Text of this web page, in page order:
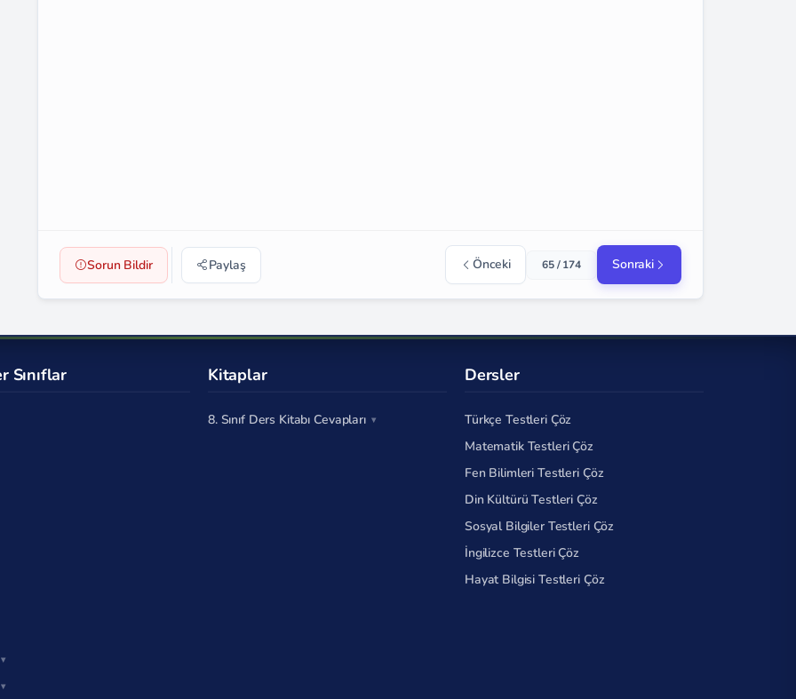
Sorun Bildir Paylaş Önceki 65 / 174 Sonraki
Sınıflar Kitaplar
8. Sınıf Ders Kitabı Cevapları
Dersler
Türkçe Testleri Çöz
Matematik Testleri Çöz
Fen Bilimleri Testleri Çöz
Din Kültürü Testleri Çöz
Sosyal Bilgiler Testleri Çöz
İngilizce Testleri Çöz
Hayat Bilgisi Testleri Çöz